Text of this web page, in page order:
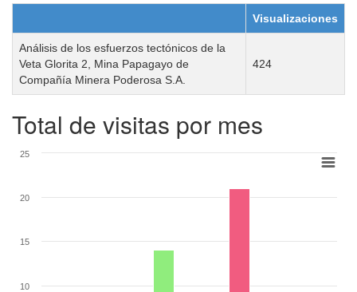
Visualizaciones
Análisis de los esfuerzos tectónicos de la
Veta Glorita 2, Mina Papagayo de
Compañía Minera Poderosa S.A.
424
Total de visitas por mes
10
15
20
25